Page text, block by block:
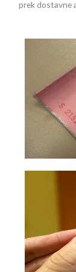
prek dostavne